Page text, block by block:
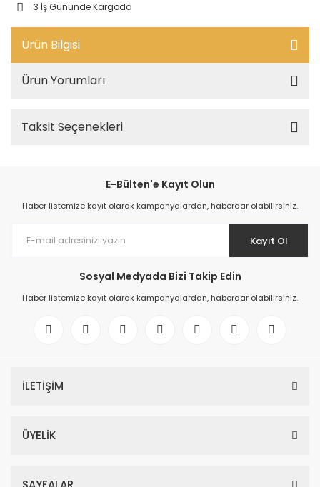
3 İş Gününde Kargoda
Ürün Bilgisi
Ürün Yorumları
Taksit Seçenekleri
E-Bülten'e Kayıt Olun
Haber listemize kayıt olarak kampanyalardan, haberdar olabilirsiniz.
Kayıt Ol
Sosyal Medyada Bizi Takip Edin
Haber listemize kayıt olarak kampanyalardan, haberdar olabilirsiniz.
İLETİŞİM
ÜYELİK